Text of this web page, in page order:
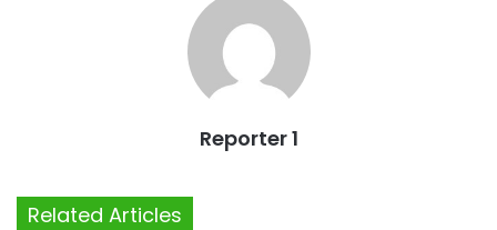
Reporter 1
Related Articles